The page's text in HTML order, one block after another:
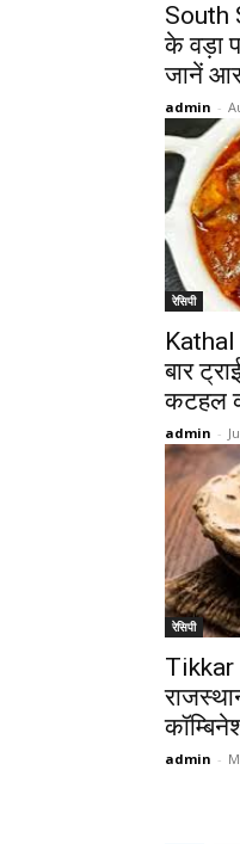
South
के वड़ा
जानें
admin -
रेसिपी
Kathal
बार
कटहल
admin -
रेसिपी
Tikkar
admin -